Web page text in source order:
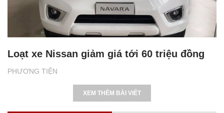
PHƯƠNG TIỆN
Loạt xe Nissan giảm giá tới 60 triệu đồng
XEM THÊM BÀI VIẾT